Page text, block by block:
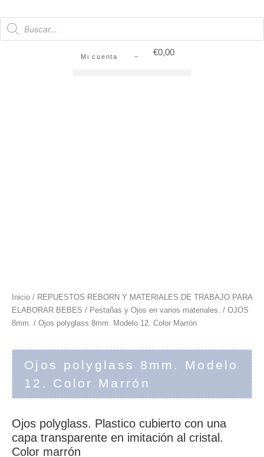
Mi cuenta – €0,00
Inicio / REPUESTOS REBORN Y MATERIALES DE TRABAJO PARA
ELABORAR BEBES / Pestañas y Ojos en varios materiales. / OJOS
8mm. / Ojos polyglass 8mm. Modelo 12. Color Marrón
Ojos polyglass 8mm. Modelo
12. Color Marrón
Ojos polyglass. Plastico cubierto con una
capa transparente en imitación al cristal.
Color marrón